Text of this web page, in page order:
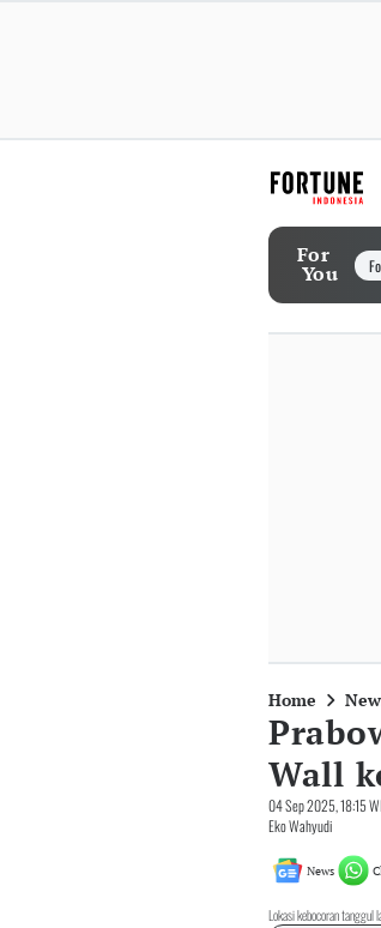
For
You
Home
Wall
04 Sep 2025, 18:15
Eko Wahyudi
News
Lokasi kebocoran tanggul